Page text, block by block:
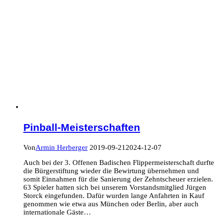
Pinball-Meisterschaften
VonArmin Herberger 2019-09-21 2024-12-07
Auch bei der 3. Offenen Badischen Flippermeisterschaft durfte
die Bürgerstiftung wieder die Bewirtung übernehmen und
somit Einnahmen für die Sanierung der Zehntscheuer erzielen.
63 Spieler hatten sich bei unserem Vorstandsmitglied Jürgen
Storck eingefunden. Dafür wurden lange Anfahrten in Kauf
genommen wie etwa aus München oder Berlin, aber auch
internationale Gäste…